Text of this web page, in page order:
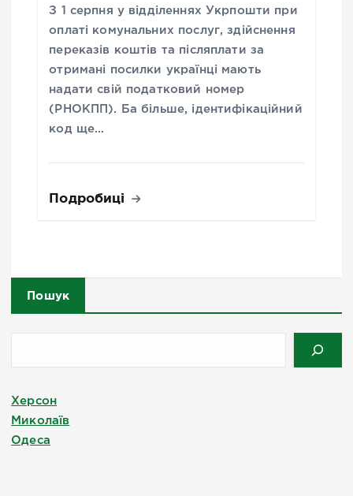
З 1 серпня у відділеннях Укрпошти при
оплаті комунальних послуг, здійснення
переказів коштів та післяплати за
отримані посилки українці мають
надати свій податковий номер
(РНОКПП). Ба більше, ідентифікаційний
код ще…
Подробиці
Пошук
Херсон
Миколаїв
Одеса